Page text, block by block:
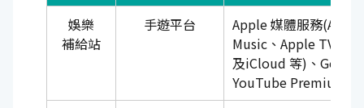
娛樂
補給站
手遊平台
Apple 媒體服務(Apple
Music、Apple TV、
及iCloud 等)、
YouTube Premium